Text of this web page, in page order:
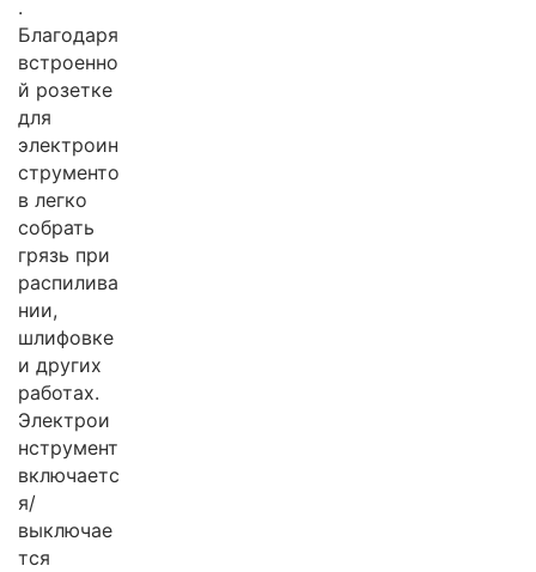
.
Благодаря
встроенно
й розетке
для
электроин
струменто
в легко
собрать
грязь при
распилива
нии,
шлифовке
и других
работах.
Электрои
нструмент
включаетс
я/
выключае
тся